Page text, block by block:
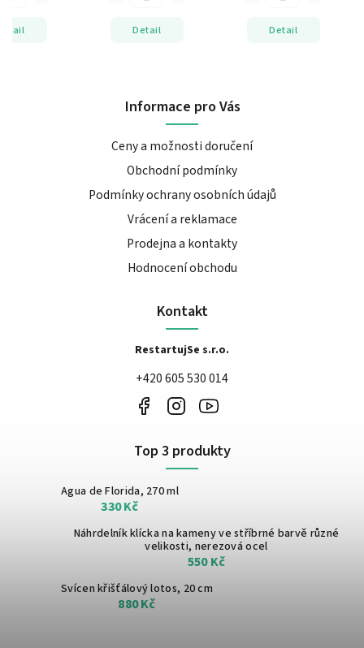
Detail Detail
Informace pro Vás
Ceny a možnosti doručení
Obchodní podmínky
Podmínky ochrany osobních údajů
Vrácení a reklamace
Prodejna a kontakty
Hodnocení obchodu
Kontakt
RestartujSe s.r.o.
+420 605 530 014
Top 3 produkty
Agua de Florida, 270 ml
330 Kč
Náhrdelník klícka na kameny ve stříbrné barvě různé
velikosti, nerezová ocel
550 Kč
Svícen křišťálový lotos, 20 cm
880 Kč